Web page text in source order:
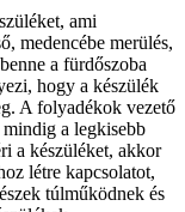
ami
medencébe merülés,
a fürdőszoba
hogy a készülék
A folyadékok vezető
mindig a legkisebb
a készüléket, akkor
létre kapcsolatot,
túlműködnek és